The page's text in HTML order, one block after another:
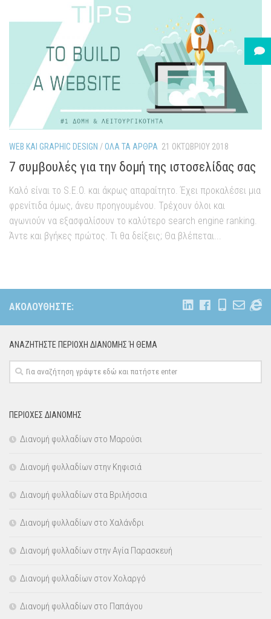
WEB ΚΑΙ GRAPHIC DESIGN /ΌΛΑ ΤΑ ΆΡΘΡΑ 21 ΟΚΤΩΒΡΊΟΥ 2018
7 συμβουλές για την δομή της ιστοσελίδας σας
Καλό είναι το S.E.O. και άκρως απαραίτητο. Έχει προκαλέσει μια
φρενίτιδα όμως, άνευ προηγουμένου. Τρέχουν όλοι και
αγωνιούν να εξασφαλίσουν το καλύτερο search engine ranking.
Άντε και βγήκες πρώτος. Τι θα δείξεις; Θα βλέπεται...
ΑΚΟΛΟΥΘΉΣΤΕ:
ΑΝΑΖΗΤΉΣΤΕ ΠΕΡΙΟΧΉ ΔΙΑΝΟΜΗΣ Ή ΘΕΜΑ
ΠΕΡΙΟΧΕΣ ΔΙΑΝΟΜΗΣ
Διανομή φυλλαδίων στο Μαρούσι
Διανομή φυλλαδίων στην Κηφισιά
Διανομή φυλλαδίων στα Βριλήσσια
Διανομή φυλλαδίων στο Χαλάνδρι
Διανομή φυλλαδίων στην Αγία Παρασκευή
Διανομή φυλλαδίων στον Χολαργό
Διανομή φυλλαδίων στο Παπάγου